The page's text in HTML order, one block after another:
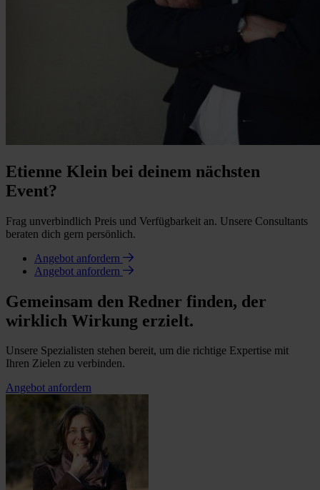
Etienne Klein bei deinem nächsten
Event?
Frag unverbindlich Preis und Verfügbarkeit an. Unsere Consultants
beraten dich gern persönlich.
Angebot anfordern
Angebot anfordern
Gemeinsam den Redner finden, der
wirklich Wirkung erzielt.
Unsere Spezialisten stehen bereit, um die richtige Expertise mit
Ihren Zielen zu verbinden.
Angebot anfordern